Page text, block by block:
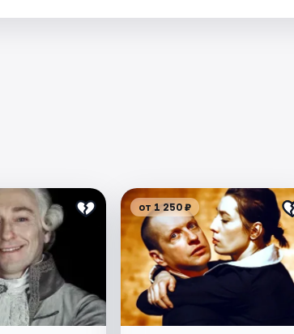
от 1 250 ₽